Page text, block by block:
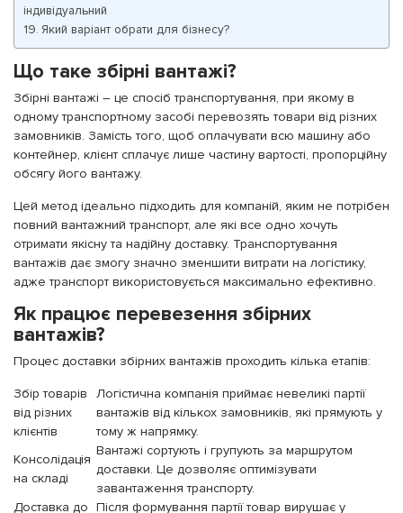
індивідуальний
Який варіант обрати для бізнесу?
Що таке збірні вантажі?
Збірні вантажі – це спосіб транспортування, при якому в
одному транспортному засобі перевозять товари від різних
замовників. Замість того, щоб оплачувати всю машину або
контейнер, клієнт сплачує лише частину вартості, пропорційну
обсягу його вантажу.
Цей метод ідеально підходить для компаній, яким не потрібен
повний вантажний транспорт, але які все одно хочуть
отримати якісну та надійну доставку. Транспортування
вантажів дає змогу значно зменшити витрати на логістику,
адже транспорт використовується максимально ефективно.
Як працює перевезення збірних
вантажів?
Процес доставки збірних вантажів проходить кілька етапів:
Збір товарів
від різних
клієнтів
Логістична компанія приймає невеликі партії
вантажів від кількох замовників, які прямують у
тому ж напрямку.
Консолідація
на складі
Вантажі сортують і групують за маршрутом
доставки. Це дозволяє оптимізувати
завантаження транспорту.
Доставка до Після формування партії товар вирушає у